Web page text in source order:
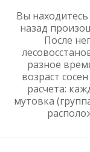
Вы
назад
После
разное
возраст
расчета:
мутовка